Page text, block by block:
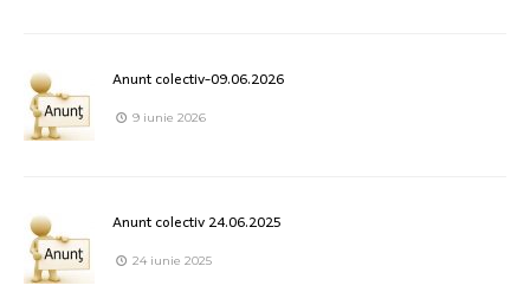
Anunt colectiv-09.06.2026
9 iunie 2026
Anunt colectiv 24.06.2025
24 iunie 2025